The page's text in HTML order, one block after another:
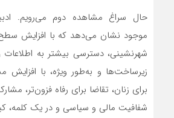
حال سراغ مشاهده دوم می‌‌‌‌‌‌رویم.
موجود نشان می‌دهد که با افزایش
شهرنشینی، دسترسی بیشتر به
زیرساخت‌ها و به‌‌‌‌‌‌طور ویژه، با
برای زنان، تقاضا برای رفاه فزون‌‌‌‌‌‌تر،
شفافیت مالی و سیاسی و در یک کلمه،